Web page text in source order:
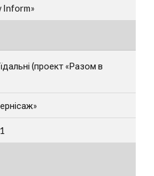
Inform»
(проект «Разом в